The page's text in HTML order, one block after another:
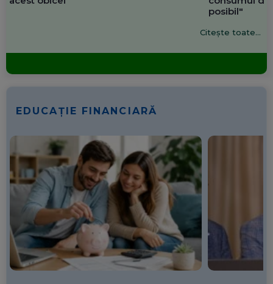
posibil"
Citește toate...
EDUCAȚIE FINANCIARĂ